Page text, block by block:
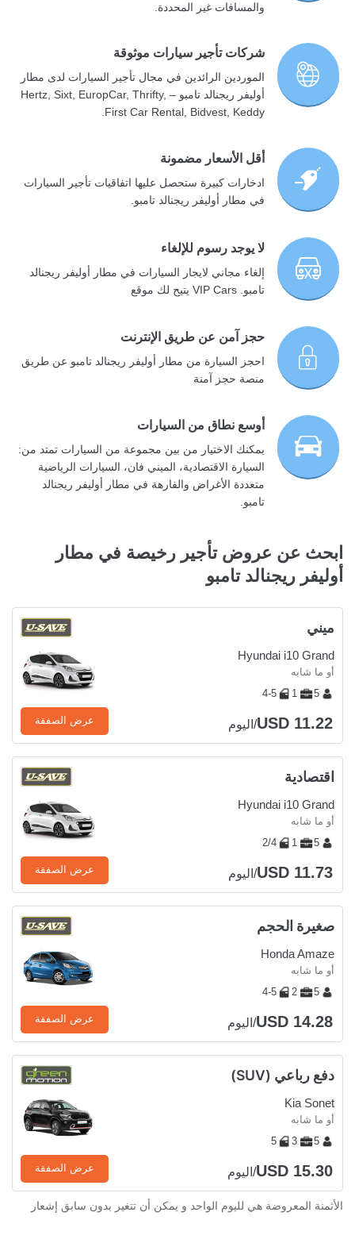
والمسافات غير المحددة.
شركات تأجير سيارات موثوقة
الموردين الرائدين في مجال تأجير السيارات لدى مطار
أوليفر ريجنالد تامبو – Hertz, Sixt, EuropCar, Thrifty,
First Car Rental, Bidvest, Keddy.
أقل الأسعار مضمونة
ادخارات كبيرة ستحصل عليها اتفاقيات تأجير السيارات
في مطار أوليفر ريجنالد تامبو.
لا يوجد رسوم للإلغاء
إلغاء مجاني لايجار السيارات في مطار أوليفر ريجنالد
تامبو. VIP Cars يتيح لك موقع
حجز آمن عن طريق الإنترنت
احجز السيارة من مطار أوليفر ريجنالد تامبو عن طريق
منصة حجز آمنة
أوسع نطاق من السيارات
يمكنك الاختيار من بين مجموعة من السيارات تمتد من:
السيارة الاقتصادية، الميني فان، السيارات الرياضية
متعددة الأغراض والفارهة في مطار أوليفر ريجنالد
تامبو.
ابحث عن عروض تأجير رخيصة في مطار
أوليفر ريجنالد تامبو
ميني
Hyundai i10 Grand
أو ما شابه
5
1
4-5
USD 11.22/اليوم عرض الصفقة
اقتصادية
Hyundai i10 Grand
أو ما شابه
5
1
2/4
USD 11.73/اليوم عرض الصفقة
صغيرة الحجم
Honda Amaze
أو ما شابه
5
2
4-5
USD 14.28/اليوم عرض الصفقة
دفع رباعي (SUV)
Kia Sonet
أو ما شابه
5
3
5
USD 15.30/اليوم عرض الصفقة
الأثمنة المعروضة هي لليوم الواحد و يمكن أن تتغير بدون سابق إشعار